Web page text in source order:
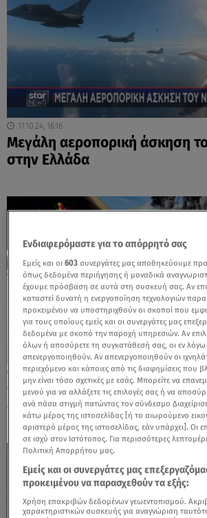
11.10.24, 16:16
Μεγάλη αεροπορική άσκηση
στην Ελλάδα
17.09.24, 14:44
Οι γονείς του Μάριου
σύγκρουση με τον δήμαρχο
Ενδιαφερόμαστε για το απόρρητό σας
Εμείς και οι603 συνεργάτες μας αποθηκεύουμε
όπως δεδομένα περιήγησης ή μοναδικά
έχουμε πρόσβαση σε αυτά στη συσκευή σας. Αν
καταστεί δυνατή η ενεργοποίηση τεχνολογιών
προκειμένου να υποστηριχθούν οι σκοποί που
για τους οποίους εμείς και οι συνεργάτες μας
δεδομένα με σκοπό την παροχή υπηρεσιών. Αν
όλων ή αποσύρετε τη συγκατάθεσή σας, οι εν λόγω
απενεργοποιηθούν. Αν απενεργοποιηθούν οι
περιεχόμενο και κάποιες από τις διαφημίσεις που
μην είναι τόσο σχετικές με εσάς. Μπορείτε να
μενού για να αλλάξετε τις επιλογές σας ή να
ανά πάσα στιγμή πατώντας τον σύνδεσμο
κάτω μέρος της ιστοσελίδας [ή το αιωρούμενο
αριστερό μέρος της ιστοσελίδας, εάν υπάρχει]. Οι
σε ισχύ στον Ιστότοπος. Για περισσότερες
Πολιτική Απορρήτου μας.
Εμείς και οι συνεργάτες μας
προκειμένου να παρασχεθούν τα εξής:
Χρήση επακριβών δεδομένων γεωεντοπισμού.
χαρακτηριστικών συσκευής για αναγνώριση